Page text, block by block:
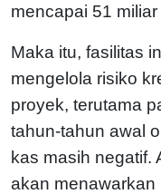
mencapai 51 miliar
Maka itu, fasilitas
mengelola risiko
proyek, terutama
tahun-tahun awal
kas masih negatif.
akan menawarkan